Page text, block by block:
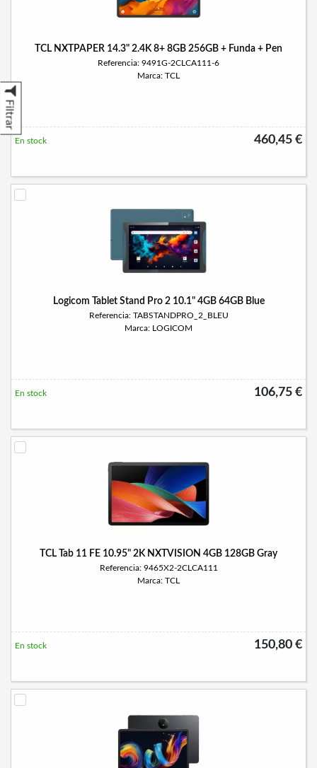
Filtrar
TCL NXTPAPER 14.3" 2.4K 8+ 8GB 256GB + Funda + Pen
Referencia: 9491G-2CLCA111-6
Marca: TCL
460,45 €
En stock
Logicom Tablet Stand Pro 2 10.1" 4GB 64GB Blue
Referencia: TABSTANDPRO_2_BLEU
Marca: LOGICOM
106,75 €
En stock
TCL Tab 11 FE 10.95" 2K NXTVISION 4GB 128GB Gray
Referencia: 9465X2-2CLCA111
Marca: TCL
150,80 €
En stock